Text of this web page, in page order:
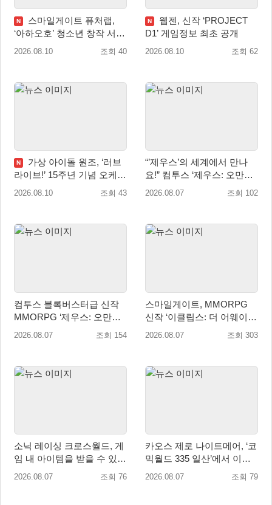
N
스마일게이트 퓨처랩,
‘아하오호’ 청소년 창작 서포
터즈 ‘아크크’ 1기 발족
2026.08.10 조회 40
N
웹젠, 신작 ‘PROJECT
D1’ 게임정보 최초 공개
2026.08.10 조회 62
N
가상 아이돌 원조, ‘러브
라이브!’ 15주년 기념 오케스
트라 콘서트 10월 5일 서울
2026.08.10 조회 43
“’제우스’의 세계에서 만나
요!” 컴투스 ‘제우스: 오만의
신’ 쇼케이스 찾은 배우 박지
2026.08.07 조회 102
컴투스 블록버스터급 신작
MMORPG ‘제우스: 오만의
신’, 8월 26일 출시!
2026.08.07 조회 154
스마일게이트, MMORPG
신작 ‘이클립스: 더 어웨이크
닝’ 9월 10일 론칭!
2026.08.07 조회 303
소닉 레이싱 크로스월드, 게
임 내 아이템을 받을 수 있는
‘레전드 대회 라운드 7’ 개최!
2026.08.07 조회 76
카오스 제로 나이트메어, ‘코
믹월드 335 일산’에서 이용
자 소통 예고
2026.08.07 조회 79